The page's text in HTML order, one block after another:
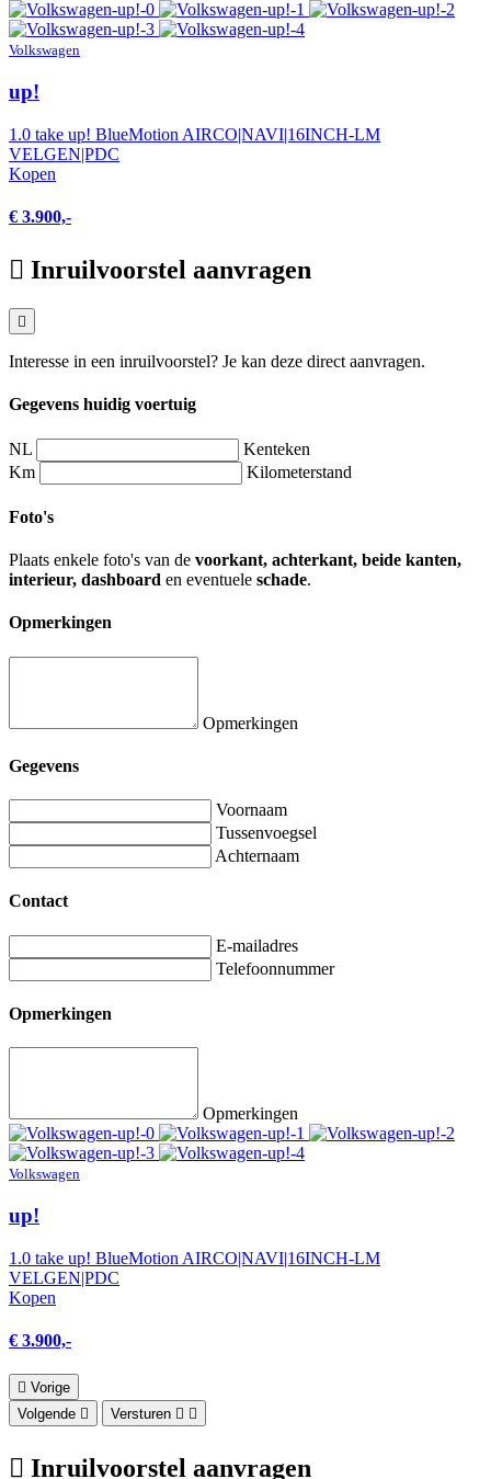
Volkswagen
up!
1.0 take up! BlueMotion AIRCO|NAVI|16INCH-LM
VELGEN|PDC
Kopen
€ 3.900,-
Inruilvoorstel aanvragen
Interesse in een inruilvoorstel? Je kan deze direct aanvragen.
Gegevens huidig voertuig
NL
Kenteken
Km
Kilometerstand
Foto's
Plaats enkele foto's van de voorkant, achterkant, beide kanten,
interieur, dashboard en eventuele schade.
Opmerkingen
Opmerkingen
Gegevens
Voornaam
Tussenvoegsel
Achternaam
Contact
E-mailadres
Telefoonnummer
Opmerkingen
Opmerkingen
Volkswagen
up!
1.0 take up! BlueMotion AIRCO|NAVI|16INCH-LM
VELGEN|PDC
Kopen
€ 3.900,-
Vorige
Volgende
Versturen
Inruilvoorstel aanvragen